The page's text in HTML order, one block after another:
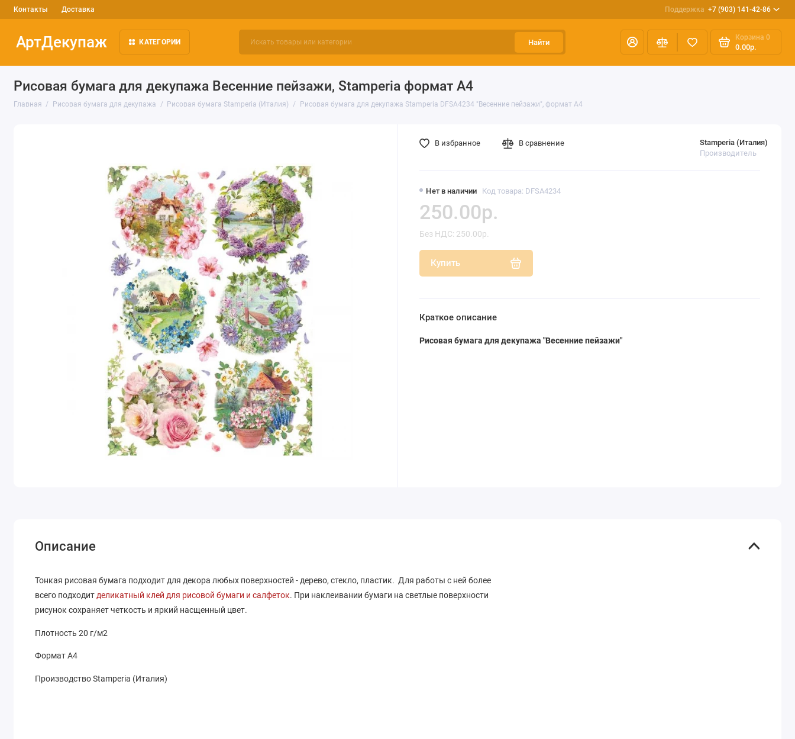
Контакты Доставка Поддержка +7 (903) 141-42-86
АртДекупаж КАТЕГОРИИ Найти
Корзина 0
0.00р.
Рисовая бумага для декупажа Весенние пейзажи, Stamperia формат А4
Главная Рисовая бумага для декупажа Рисовая бумага Stamperia (Италия) Рисовая бумага для декупажа Stamperia DFSA4234 "Весенние пейзажи", формат А4
Нет в наличии Код товара: DFSA4234
Stamperia (Италия)
Производитель
250.00р.
Без НДС: 250.00р.
Купить
В избранное В сравнение
Краткое описание
Рисовая бумага для декупажа "Весенние пейзажи"
Описание
Тонкая рисовая бумага подходит для декора любых поверхностей - дерево, стекло, пластик. Для работы с ней более
всего подходит деликатный клей для рисовой бумаги и салфеток. При наклеивании бумаги на светлые поверхности
рисунок сохраняет четкость и яркий насщенный цвет.
Плотность 20 г/м2
Формат А4
Производство Stamperia (Италия)